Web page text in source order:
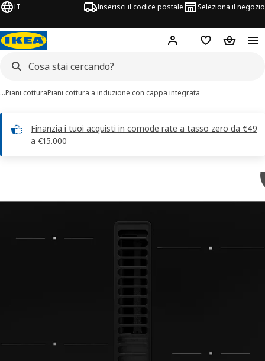
IT Inserisci il codice postale Seleziona il negozio
Hej! AccediLista deiCarrello
…Piani cotturaPiani cottura a induzione con cappa integrata
Finanzia i tuoi acquisti in comode rate a tasso zero da €49
a €15.000